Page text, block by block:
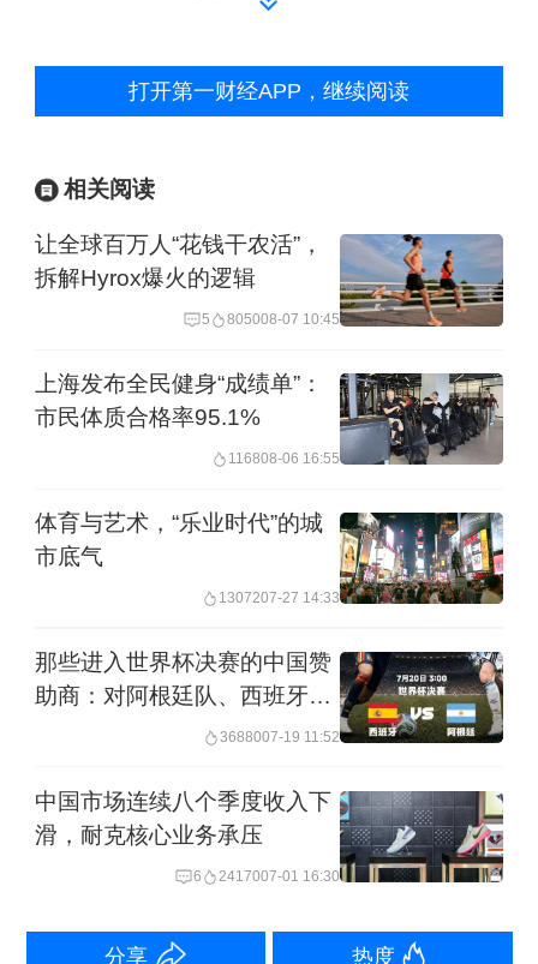
这家成立于1996年的健身连锁店算是中
构之一。今年上半年，位于上海的一些
威尔士店陆续传来停运的消息，而如今
这已蔓延到全国。过去两个月里，已经
有人在社交媒体上爆料，位于北京、成
都的威尔士关门歇业，致使一些消费者
办的数千元会员卡无法使用。
文伟春风得意。彼时，处在风头上的贵
人鸟决定以“天价”收购威尔士。
那年年初，王文伟参加一个体育产业的
论坛，他对外表示，“我们和贵人鸟合
并，是借他一个资本的平台。因为独立
行业，更快扩张，要跟后面的拉开距
离。” 当时的王文伟信心十足，“今年开
长，明年要有50%的增速，流水突破20
打开第一财经APP，继续阅读
相关阅读
让全球百万人“花钱干农活”，
拆解Hyrox爆火的逻辑
5 805008-07 10:45
上海发布全民健身“成绩单”：
市民体质合格率95.1%
116808-06 16:55
体育与艺术，“乐业时代”的城
市底气
1307207-27 14:33
那些进入世界杯决赛的中国赞
助商：对阿根廷队、西班牙队
3688007-19 11:52
中国市场连续八个季度收入下
滑，耐克核心业务承压
6 2417007-01 16:30
分享 热度